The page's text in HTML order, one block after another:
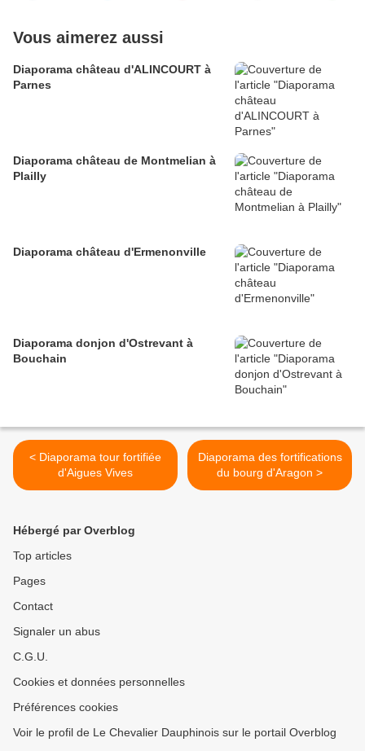
Vous aimerez aussi
Diaporama château d'ALINCOURT à
Parnes
Diaporama château de Montmelian à
Plailly
Diaporama château d'Ermenonville
Diaporama donjon d'Ostrevant à
Bouchain
< Diaporama tour fortifiée
d'Aigues Vives
Diaporama des fortifications
du bourg d'Aragon >
Hébergé par Overblog
Top articles
Pages
Contact
Signaler un abus
C.G.U.
Cookies et données personnelles
Préférences cookies
Voir le profil de Le Chevalier Dauphinois sur le portail Overblog